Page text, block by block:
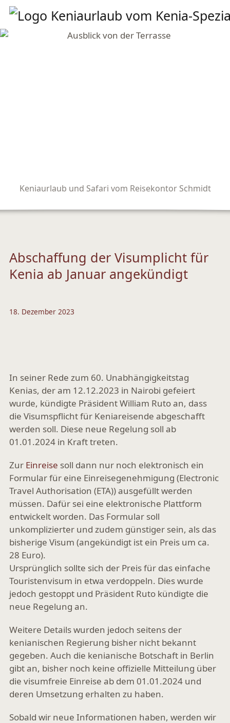
Keniaurlaub und Safari vom Reisekontor Schmidt
Abschaffung der Visumplicht für
Kenia ab Januar angekündigt
18. Dezember 2023
In seiner Rede zum 60. Unabhängigkeitstag
Kenias, der am 12.12.2023 in Nairobi gefeiert
wurde, kündigte Präsident William Ruto an, dass
die Visumspflicht für Keniareisende abgeschafft
werden soll. Diese neue Regelung soll ab
01.01.2024 in Kraft treten.
Zur Einreise soll dann nur noch elektronisch ein
Formular für eine Einreisegenehmigung (Electronic
Travel Authorisation (ETA)) ausgefüllt werden
müssen. Dafür sei eine elektronische Plattform
entwickelt worden. Das Formular soll
unkomplizierter und zudem günstiger sein, als das
bisherige Visum (angekündigt ist ein Preis um ca.
28 Euro).
Ursprünglich sollte sich der Preis für das einfache
Touristenvisum in etwa verdoppeln. Dies wurde
jedoch gestoppt und Präsident Ruto kündigte die
neue Regelung an.
Weitere Details wurden jedoch seitens der
kenianischen Regierung bisher nicht bekannt
gegeben. Auch die kenianische Botschaft in Berlin
gibt an, bisher noch keine offizielle Mitteilung über
die visumfreie Einreise ab dem 01.01.2024 und
deren Umsetzung erhalten zu haben.
Sobald wir neue Informationen haben, werden wir